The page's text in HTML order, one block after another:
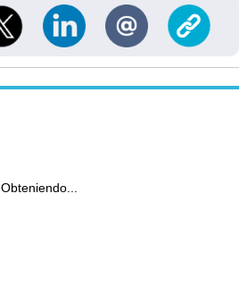
Obteniendo...